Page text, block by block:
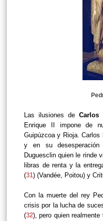
Las ilusiones deCarlos II
Enrique II impone de
Guipúzcoa y Rioja.
y en su
Duguesclin quien le rinde
libras de renta y la
(31) (Vandée, Poitou) y
Con la muerte del rey
crisis por la lucha de
(32), pero quien